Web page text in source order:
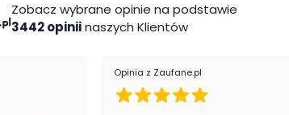
Zobacz wybrane opinie na podstawie
3442 opiniinaszych Klientów
Opinia z Zaufane.pl